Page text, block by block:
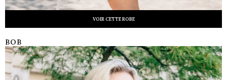
VOIR CETTE ROBE
BOB